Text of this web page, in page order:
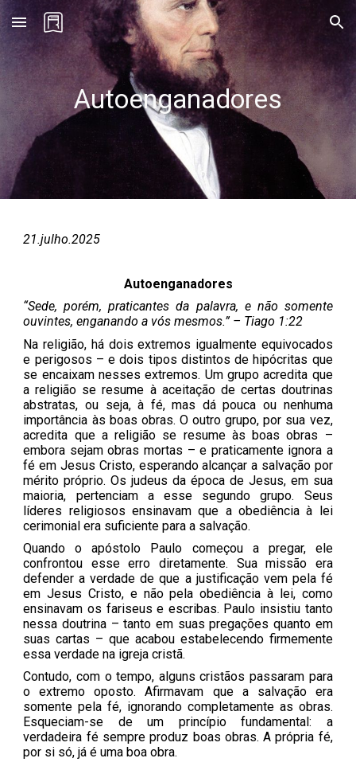
Skip to main content Skip to navigation
Autoenganadores
21.julho.2025
Autoenganadores
“Sede, porém, praticantes da palavra, e não somente
ouvintes, enganando a vós mesmos.” – Tiago 1:22
Na religião, há dois extremos igualmente equivocados
e perigosos – e dois tipos distintos de hipócritas que
se encaixam nesses extremos. Um grupo acredita que
a religião se resume à aceitação de certas doutrinas
abstratas, ou seja, à fé, mas dá pouca ou nenhuma
importância às boas obras. O outro grupo, por sua vez,
acredita que a religião se resume às boas obras –
embora sejam obras mortas – e praticamente ignora a
fé em Jesus Cristo, esperando alcançar a salvação por
mérito próprio. Os judeus da época de Jesus, em sua
maioria, pertenciam a esse segundo grupo. Seus
líderes religiosos ensinavam que a obediência à lei
cerimonial era suficiente para a salvação.
Quando o apóstolo Paulo começou a pregar, ele
confrontou esse erro diretamente. Sua missão era
defender a verdade de que a justificação vem pela fé
em Jesus Cristo, e não pela obediência à lei, como
ensinavam os fariseus e escribas. Paulo insistiu tanto
nessa doutrina – tanto em suas pregações quanto em
suas cartas – que acabou estabelecendo firmemente
essa verdade na igreja cristã.
Contudo, com o tempo, alguns cristãos passaram para
o extremo oposto. Afirmavam que a salvação era
somente pela fé, ignorando completamente as obras.
Esqueciam-se de um princípio fundamental: a
verdadeira fé sempre produz boas obras. A própria fé,
por si só, já é uma boa obra.